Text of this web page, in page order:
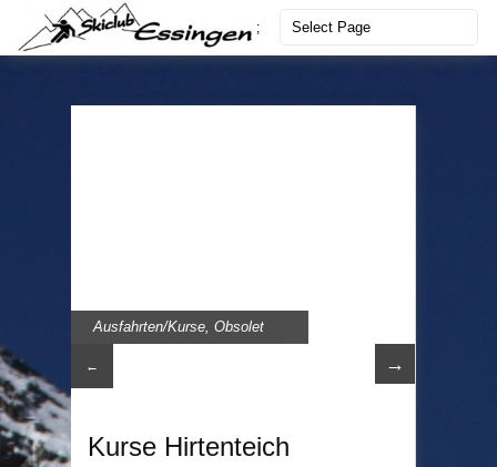
;
Ausfahrten/Kurse Obsolet
← →
Kurse Hirtenteich